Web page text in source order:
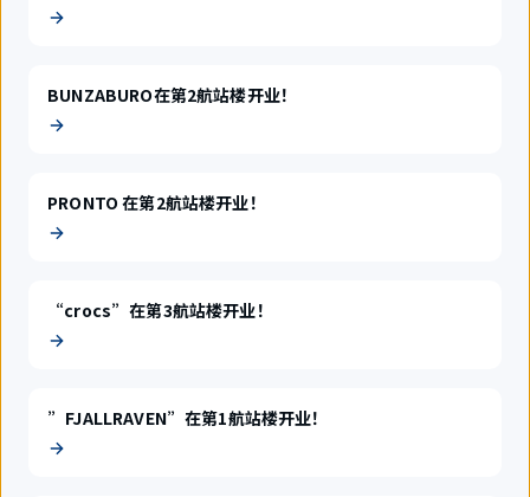
BUNZABURO在第2航站楼开业！
PRONTO 在第2航站楼开业！
“crocs”在第3航站楼开业！
”FJALLRAVEN”在第1航站楼开业！